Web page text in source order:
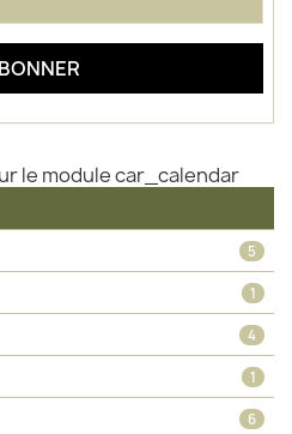
le module car_calendar
5
1
4
1
6